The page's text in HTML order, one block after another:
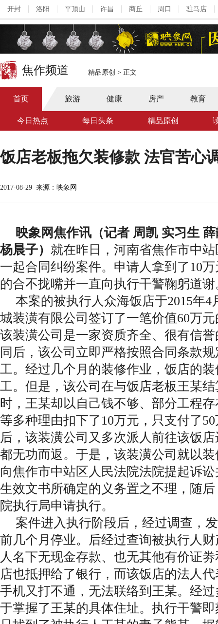
开封 洛阳 平顶山 许昌 商丘 周口 驻马店
焦作频道 精品原创 > 正文
首页 旅游 健康 房产 教育
今日热点 每日头条 精品原创
饭店老板拖欠装修款 法官苦心
2017-08-29 来源：映象网
映象网焦作讯（记者 周凯 实习生
杨晨子） 就在昨日，河南省焦作市中
一起合同纠纷案件。申请人拿到了10
的合不拢嘴并一直向执行干警鞠躬道谢
本案的被执行人众海饭店于2015年4
城装潢有限公司签订了一笔价值60万
该装潢公司是一家资质齐全、很有信
同后，该公司立即严格按照合同条款
工。经过几个月的装修作业，饭店的
工。但是，该公司在与饭店老板王某
时，王某却以自己钱不够、部分工程
等多种理由扣下了10万元，只支付了
后，该装潢公司又多次派人前往该饭
都无功而返。于是，该装潢公司就以
向焦作市中站区人民法院法院提起诉
生效文书所确定的义务置之不理，随
院执行局申请执行。
案件进入执行阶段后，经过调查，
前几个月停业。后经过查询被执行人
人名下无现金存款、也无其他有价证
店也抵押给了银行，而该饭店的法人
手机又打不通，无法联络到王某。经
于掌握了王某的具体住址。执行干警